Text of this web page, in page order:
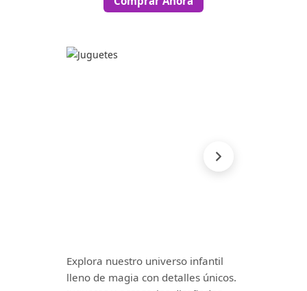
Explora nuestro universo infantil
lleno de magia con detalles únicos.